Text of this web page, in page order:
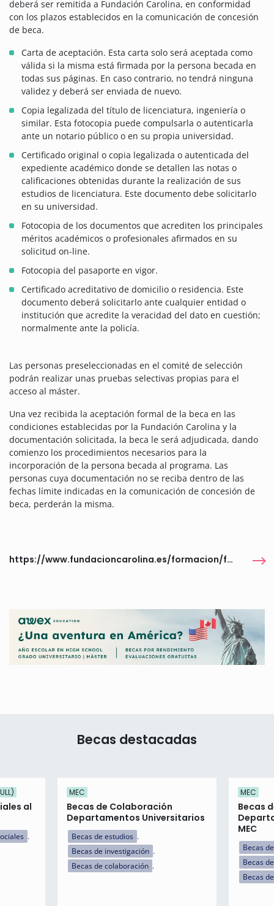
deberá ser remitida a Fundación Carolina, en conformidad
con los plazos establecidos en la comunicación de concesión
de beca.
Carta de aceptación. Esta carta solo será aceptada como
válida si la misma está firmada por la persona becada en
todas sus páginas. En caso contrario, no tendrá ninguna
validez y deberá ser enviada de nuevo.
Copia legalizada del título de licenciatura, ingeniería o
similar. Esta fotocopia puede compulsarla o autenticarla
ante un notario público o en su propia universidad.
Certificado original o copia legalizada o autenticada del
expediente académico donde se detallen las notas o
calificaciones obtenidas durante la realización de sus
estudios de licenciatura. Este documento debe solicitarlo
en su universidad.
Fotocopia de los documentos que acrediten los principales
méritos académicos o profesionales afirmados en su
solicitud on-line.
Fotocopia del pasaporte en vigor.
Certificado acreditativo de domicilio o residencia. Este
documento deberá solicitarlo ante cualquier entidad o
institución que acredite la veracidad del dato en cuestión;
normalmente ante la policía.
Las personas preseleccionadas en el comité de selección
podrán realizar unas pruebas selectivas propias para el
acceso al máster.
Una vez recibida la aceptación formal de la beca en las
condiciones establecidas por la Fundación Carolina y la
documentación solicitada, la beca le será adjudicada, dando
comienzo los procedimientos necesarios para la
incorporación de la persona becada al programa. Las
personas cuya documentación no se reciba dentro de las
fechas límite indicadas en la comunicación de concesión de
beca, perderán la misma.
https://www.fundacioncarolina.es/formacion/formacion-y-becas-de-la-fundacion-carolina/
Becas destacadas
al
MEC
Becas de Colaboración
Departamentos Universitarios
Becas de estudios
Becas de investigación
Becas de colaboración
MEC
Becas
MEC
Becas
Becas
Becas